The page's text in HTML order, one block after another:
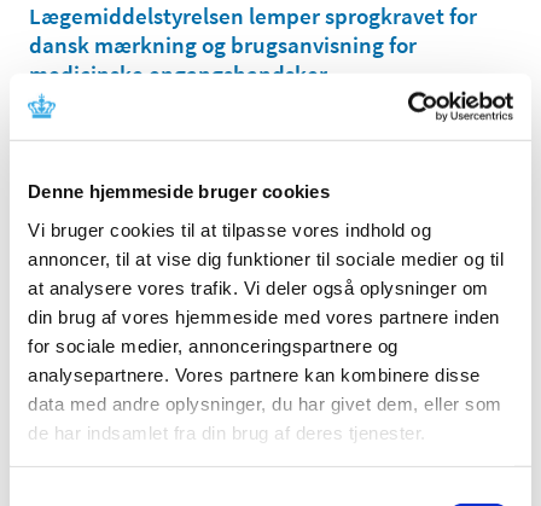
Denne hjemmeside bruger cookies
Vi bruger cookies til at tilpasse vores indhold og
annoncer, til at vise dig funktioner til sociale medier og til
at analysere vores trafik. Vi deler også oplysninger om
din brug af vores hjemmeside med vores partnere inden
for sociale medier, annonceringspartnere og
analysepartnere. Vores partnere kan kombinere disse
data med andre oplysninger, du har givet dem, eller som
de har indsamlet fra din brug af deres tjenester.
Lægemiddelstyrelsen lemper sprogkravet for
dansk mærkning og brugsanvisning for
medicinske engangshandsker
|17. februar 2021
I en begrænset periode tillader Lægemiddelstyrelsen, at
EMA har modtaget fjerde ansøgning om
betinget markedsføringstilladelse af vacciner
mod COVID-19
|16. februar 2021|
Det europæiske lægemiddelagentur EMA har modtaget
den fjerde ansøgning om en betinget…
Bekymring om alvorlige bivirkninger får EMA til
at igangsætte sikkerhedsvurdering af